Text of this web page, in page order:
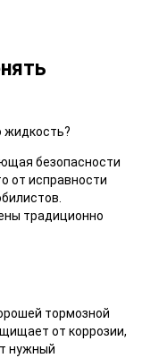
жидкость?
безопасности
от исправности
традиционно
тормозной
от коррозии,
нужный